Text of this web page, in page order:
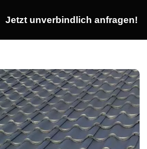
Jetzt unverbindlich anfragen!